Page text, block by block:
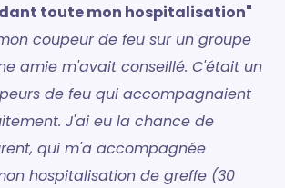
toute mon hospitalisation"
coupeur de feu sur un groupe
amie m'avait conseillé. C'était un
de feu qui accompagnaient
J'ai eu la chance de
qui m'a accompagnée
hospitalisation de greffe (30